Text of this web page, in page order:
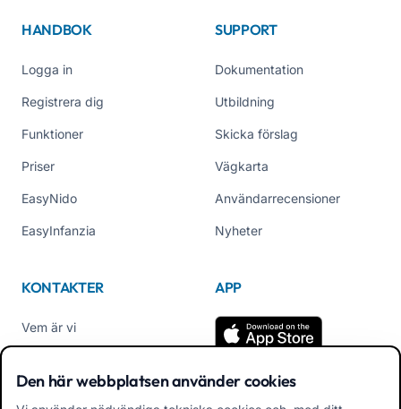
HANDBOK
Logga in
Registrera dig
Funktioner
Priser
EasyNido
EasyInfanzia
SUPPORT
Dokumentation
Utbildning
Skicka förslag
Vägkarta
Användarrecensioner
Nyheter
KONTAKTER
Vem är vi
Tel +39 02 84152514
APP
Den här webbplatsen använder cookies